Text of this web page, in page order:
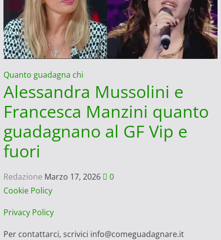
Quanto guadagna chi
Alessandra Mussolini e
Francesca Manzini quanto
guadagnano al GF Vip e
fuori
Redazione Marzo 17, 2026
0
Cookie Policy
Privacy Policy
Per contattarci, scrivici info@comeguadagnare.it